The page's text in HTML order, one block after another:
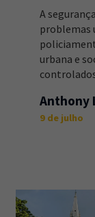
A
problemas
urbana e
Anthony
9 de julho